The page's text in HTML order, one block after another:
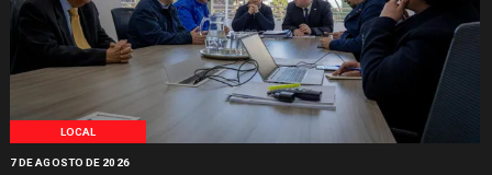
LOCAL
7 DE AGOSTO DE 2026